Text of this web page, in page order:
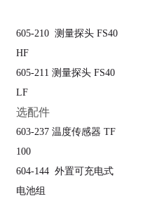
605-210 测量探头 FS40
HF
605-211 测量探头 FS40
LF
选配件
603-237 温度传感器 TF
100
604-144 外置可充电式
电池组